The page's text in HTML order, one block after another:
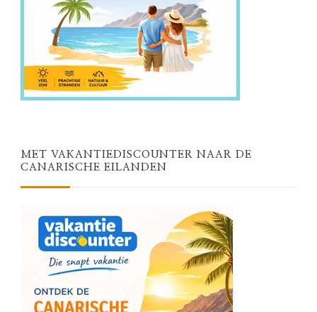
MET VAKANTIEDISCOUNTER NAAR DE
CANARISCHE EILANDEN